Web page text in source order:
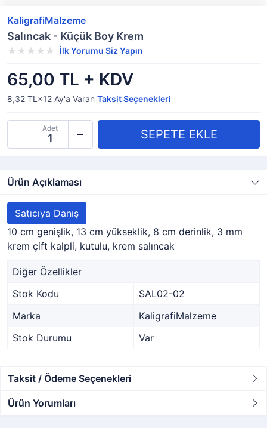
KaligrafiMalzeme
Salıncak - Küçük Boy Krem
İlk Yorumu Siz Yapın
65,00 TL + KDV
8,32 TL×12 Ay'a Varan Taksit Seçenekleri
Adet
Ürün Açıklaması
Satıcıya Danış
10 cm genişlik, 13 cm yükseklik, 8 cm derinlik, 3 mm
krem çift kalpli, kutulu, krem salıncak
Diğer Özellikler
Stok Kodu
SAL02-02
Marka
KaligrafiMalzeme
Stok Durumu
Var
Taksit / Ödeme Seçenekleri
Ürün Yorumları